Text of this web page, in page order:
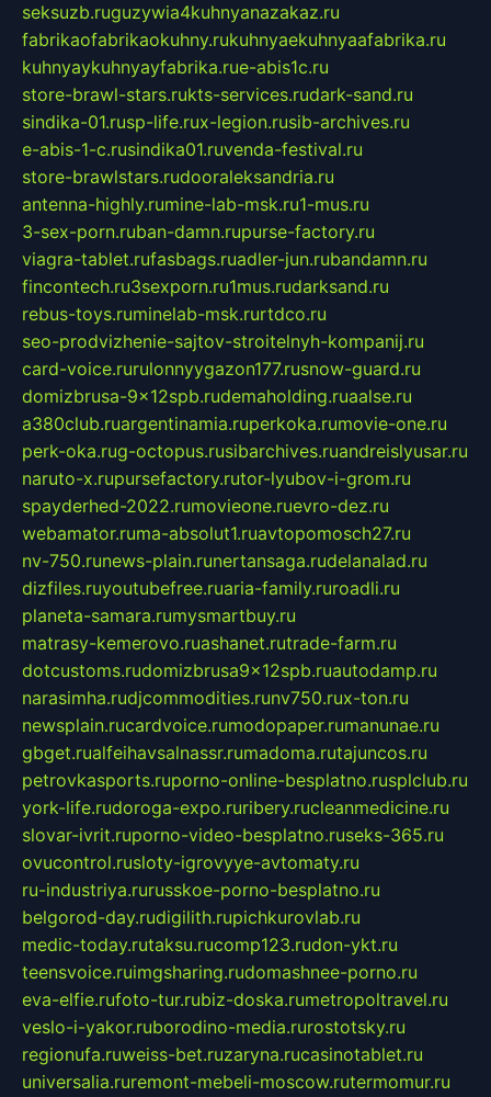
seksuzb.ruguzywia4kuhnyanazakaz.ru
fabrikaofabrikaokuhny.rukuhnyaekuhnyaafabrika.ru
kuhnyaykuhnyayfabrika.rue-abis1c.ru
store-brawl-stars.rukts-services.rudark-sand.ru
sindika-01.rusp-life.rux-legion.rusib-archives.ru
e-abis-1-c.rusindika01.ruvenda-festival.ru
store-brawlstars.rudooraleksandria.ru
antenna-highly.rumine-lab-msk.ru1-mus.ru
3-sex-porn.ruban-damn.rupurse-factory.ru
viagra-tablet.rufasbags.ruadler-jun.rubandamn.ru
fincontech.ru3sexporn.ru1mus.rudarksand.ru
rebus-toys.ruminelab-msk.rurtdco.ru
seo-prodvizhenie-sajtov-stroitelnyh-kompanij.ru
card-voice.rurulonnyygazon177.rusnow-guard.ru
domizbrusa-9x12spb.rudemaholding.ruaalse.ru
a380club.ruargentinamia.ruperkoka.rumovie-one.ru
perk-oka.rug-octopus.rusibarchives.ruandreislyusar.ru
naruto-x.rupursefactory.rutor-lyubov-i-grom.ru
spayderhed-2022.rumovieone.ruevro-dez.ru
webamator.ruma-absolut1.ruavtopomosch27.ru
nv-750.runews-plain.runertansaga.rudelanalad.ru
dizfiles.ruyoutubefree.ruaria-family.ruroadli.ru
planeta-samara.rumysmartbuy.ru
matrasy-kemerovo.ruashanet.rutrade-farm.ru
dotcustoms.rudomizbrusa9x12spb.ruautodamp.ru
narasimha.rudjcommodities.runv750.rux-ton.ru
newsplain.rucardvoice.rumodopaper.rumanunae.ru
gbget.rualfeihavsalnassr.rumadoma.rutajuncos.ru
petrovkasports.ruporno-online-besplatno.rusplclub.ru
york-life.rudoroga-expo.ruribery.rucleanmedicine.ru
slovar-ivrit.ruporno-video-besplatno.ruseks-365.ru
ovucontrol.rusloty-igrovyye-avtomaty.ru
ru-industriya.rurusskoe-porno-besplatno.ru
belgorod-day.rudigilith.rupichkurovlab.ru
medic-today.rutaksu.rucomp123.rudon-ykt.ru
teensvoice.ruimgsharing.rudomashnee-porno.ru
eva-elfie.rufoto-tur.rubiz-doska.rumetropoltravel.ru
veslo-i-yakor.ruborodino-media.rurostotsky.ru
regionufa.ruweiss-bet.ruzaryna.rucasinotablet.ru
universalia.ruremont-mebeli-moscow.rutermomur.ru